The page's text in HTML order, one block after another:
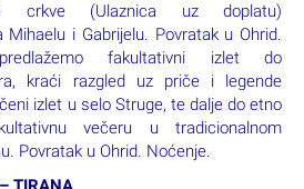
crkve (Ulaznica uz doplatu)
Mihaelu i Gabrijelu. Povratak u Ohrid.
fakultativni izlet do
kraći razgled uz priče i legende
izlet u selo Struge, te dalje do etno
večeru u tradicionalnom
Povratak u Ohrid. Noćenje.